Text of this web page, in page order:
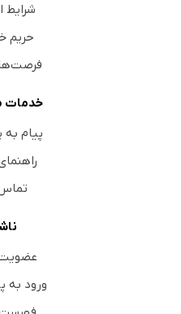
شرایط
حریم
خدمات
پیام به
عضویت
ورود به